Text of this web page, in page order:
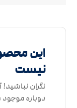
این
نیست
نگران
دوباره